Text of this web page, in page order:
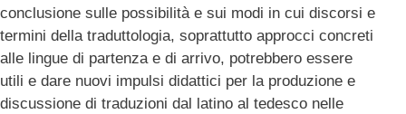
conclusione sulle possibilità e sui modi in cui discorsi e
termini della traduttologia, soprattutto approcci concreti
alle lingue di partenza e di arrivo, potrebbero essere
utili e dare nuovi impulsi didattici per la produzione e
discussione di traduzioni dal latino al tedesco nelle